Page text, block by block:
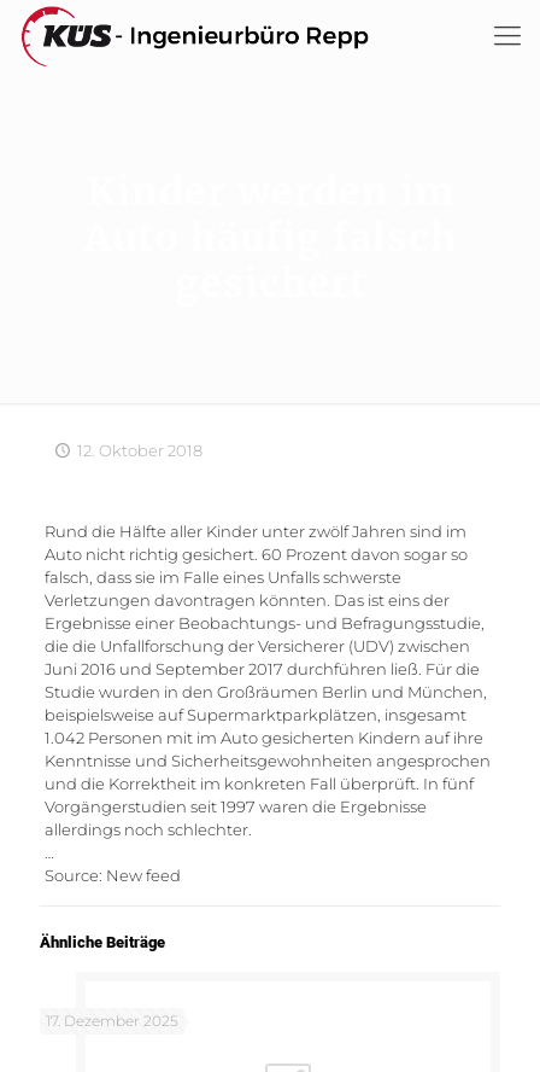
12. Oktober 2018
Rund die Hälfte aller Kinder unter zwölf Jahren sind im
Auto nicht richtig gesichert. 60 Prozent davon sogar so
falsch, dass sie im Falle eines Unfalls schwerste
Verletzungen davontragen könnten. Das ist eins der
Ergebnisse einer Beobachtungs- und Befragungsstudie,
die die Unfallforschung der Versicherer (UDV) zwischen
Juni 2016 und September 2017 durchführen ließ. Für die
Studie wurden in den Großräumen Berlin und München,
beispielsweise auf Supermarktparkplätzen, insgesamt
1.042 Personen mit im Auto gesicherten Kindern auf ihre
Kenntnisse und Sicherheitsgewohnheiten angesprochen
und die Korrektheit im konkreten Fall überprüft. In fünf
Vorgängerstudien seit 1997 waren die Ergebnisse
allerdings noch schlechter.
Source: New feed
Ähnliche Beiträge
17. Dezember 2025